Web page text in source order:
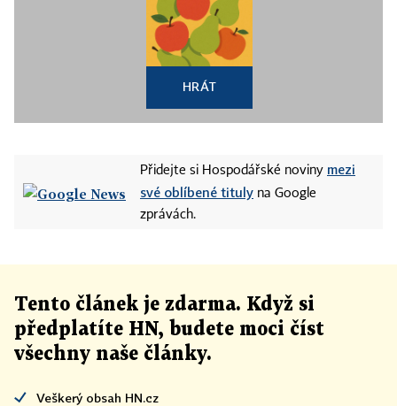
HRÁT
Přidejte si Hospodářské noviny mezi
své oblíbené tituly na Google
zprávách.
Tento článek je zdarma. Když si
předplatíte HN, budete moci číst
všechny naše články.
Veškerý obsah HN.cz